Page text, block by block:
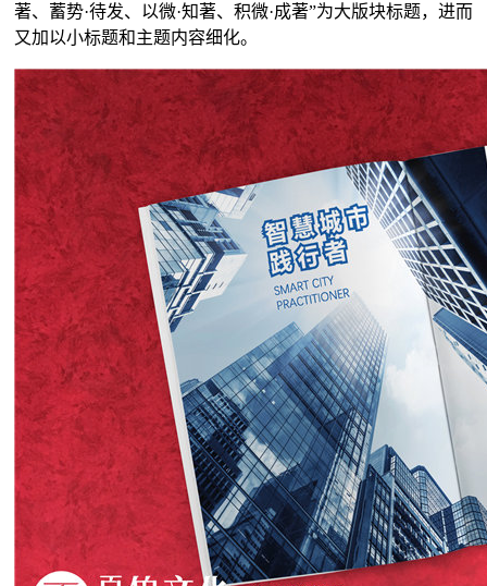
著、蓄势·待发、以微·知著、积微·成著”为大版块标题，进而
又加以小标题和主题内容细化。